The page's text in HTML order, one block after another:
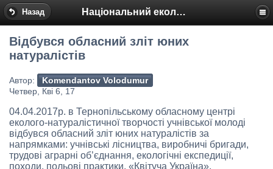
Назад Національний еколого-натуралістичний центр
Відбувся обласний зліт юних
натуралістів
Автор:
Komendantov Volodumur
Четвер, Кві 6, 17
04.04.2017р. в Тернопільському обласному центрі
еколого-натуралістичної творчості учнівської молоді
відбувся обласний зліт юних натуралістів за
напрямками: учнівські лісництва, виробничі бригади,
трудові аграрні об’єднання, екологічні експедиції,
походи, польові практики, «Квітуча Україна»,